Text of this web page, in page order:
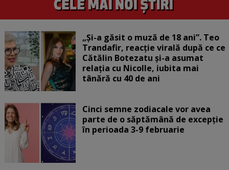
„Și-a găsit o muză de 18 ani”. Teo
Trandafir, reacție virală după ce ce
Cătălin Botezatu și-a asumat
relația cu Nicolle, iubita mai
tânără cu 40 de ani
Cinci semne zodiacale vor avea
parte de o săptămână de excepție
în perioada 3-9 februarie